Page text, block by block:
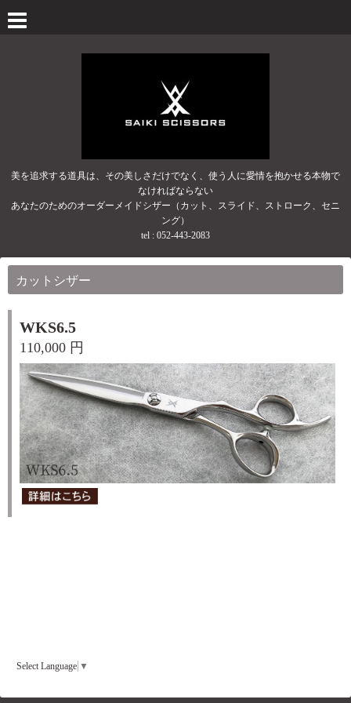
美を追求する道具は、その美しさだけでなく、使う人に愛情を抱かせる本物で
なければならない
あなたのためのオーダーメイドシザー（カット、スライド、ストローク、セニ
ング）
tel : 052-443-2083
カットシザー
WKS6.5
110,000 円
Select Language ▼